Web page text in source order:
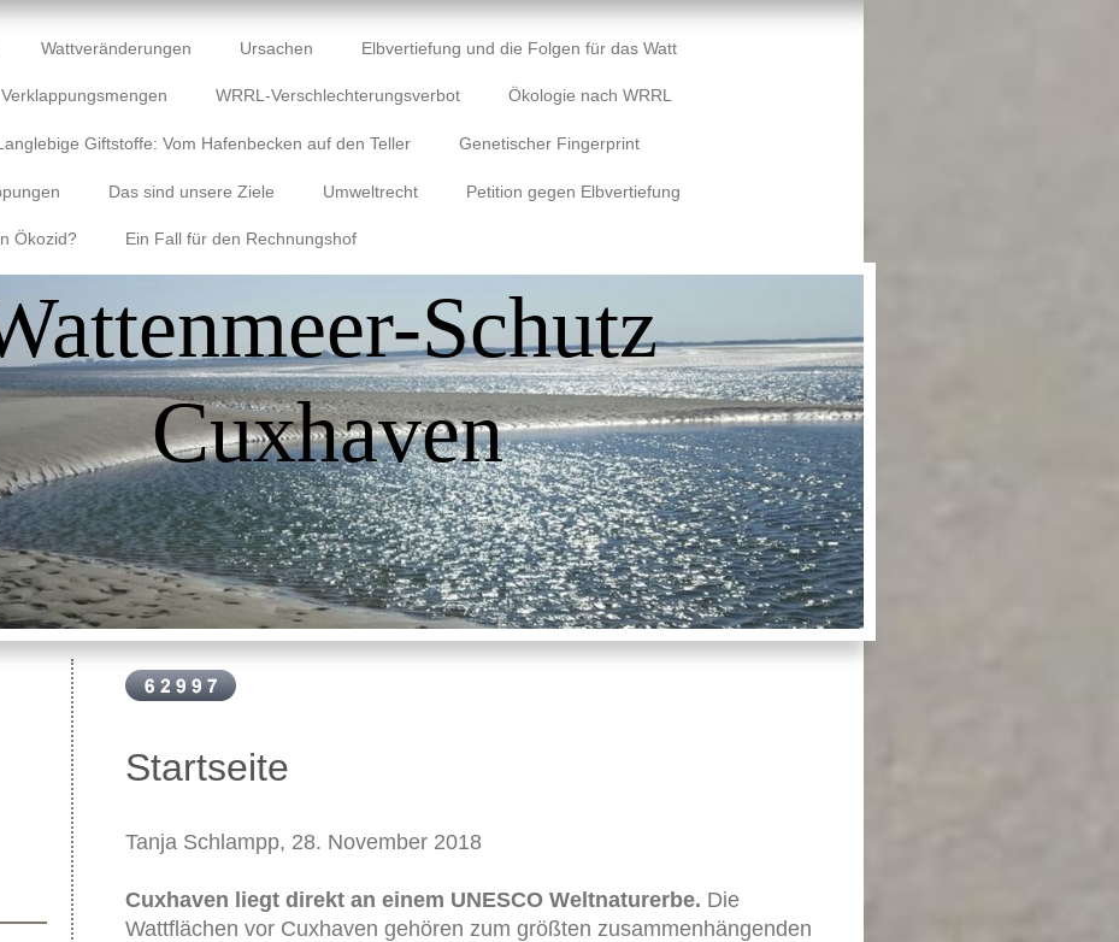
Wattveränderungen Ursachen Elbvertiefung und die Folgen für das Watt
Verklappungsmengen WRRL-Verschlechterungsverbot Ökologie nach WRRL
Giftstoffe: Vom Hafenbecken auf den Teller Genetischer Fingerprint
Das sind unsere Ziele Umweltrecht Petition gegen Elbvertiefung
Ökozid? Ein Fall für den Rechnungshof
Schutz
Cuxhaven
Startseite
Tanja Schlampp, 28. November 2018
Cuxhaven liegt direkt an einem UNESCO Weltnaturerbe. Die
Wattflächen vor Cuxhaven gehören zum größten zusammenhängenden